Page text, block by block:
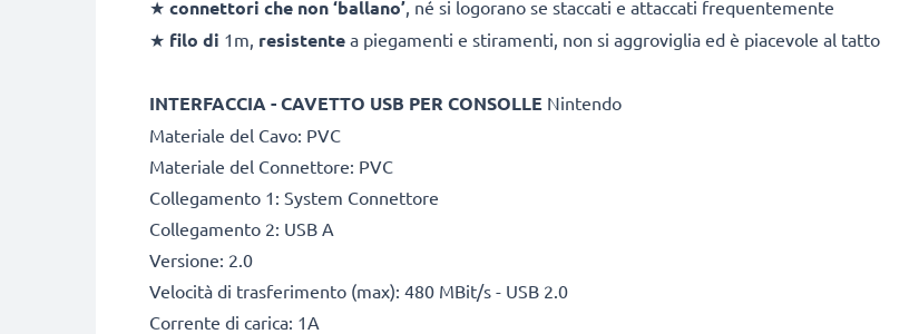
★ connettori che non ‘ballano’, né si logorano se staccati e attaccati frequentemente
★ filo di 1m, resistente a piegamenti e stiramenti, non si aggroviglia ed è piacevole al tatto
INTERFACCIA - CAVETTO USB PER CONSOLLE Nintendo
Materiale del Cavo: PVC
Materiale del Connettore: PVC
Collegamento 1: System Connettore
Collegamento 2: USB A
Versione: 2.0
Velocità di trasferimento (max): 480 MBit/s - USB 2.0
Corrente di carica: 1A